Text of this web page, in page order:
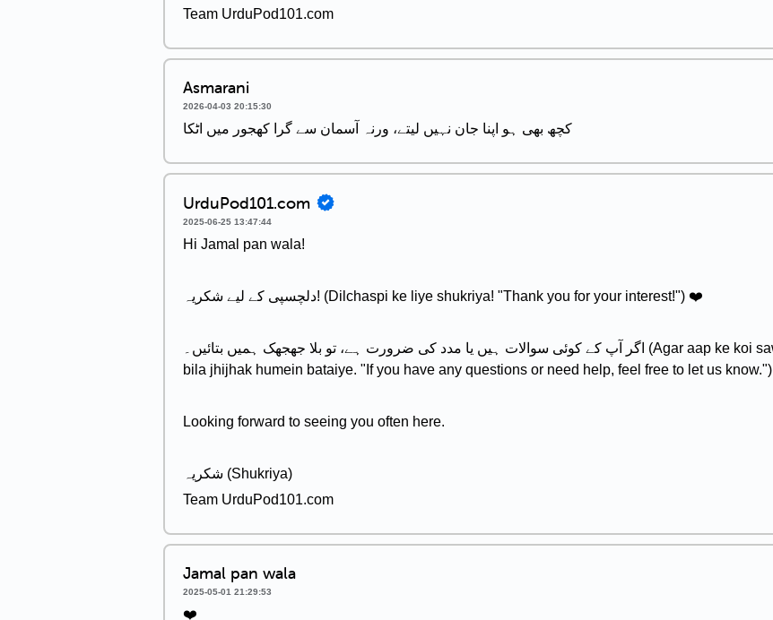
Team UrduPod101.com
Asmarani
2026-04-03 20:15:30
کچھ بھی ہو اپنا جان نہیں لیتے، ورنہ آسمان سے گرا کھجور میں اٹکا
UrduPod101.com
2025-06-25 13:47:44
Hi Jamal pan wala!
دلچسپی کے لیے شکریہ! (Dilchaspi ke liye shukriya! "Thank you for your interest!") ❤️
اگر آپ کے کوئی سوالات ہیں یا مدد کی ضرورت ہے، تو بلا جھجھک ہمیں بتائیں۔ (Agar aap ke koi sawalat hain ya madad ki zaroorat hai, to
bila jhijhak humein bataiye. "If you have any questions or need help, feel free to let us know.")
Looking forward to seeing you often here.
شکریہ (Shukriya)
Team UrduPod101.com
Jamal pan wala
2025-05-01 21:29:53
❤️